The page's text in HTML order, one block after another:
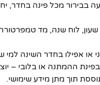
מכל פינה בחדר,
אפילו בחדר השינה למי
ההמתנה או בלובי –
תוך מתן מידע שימושי.